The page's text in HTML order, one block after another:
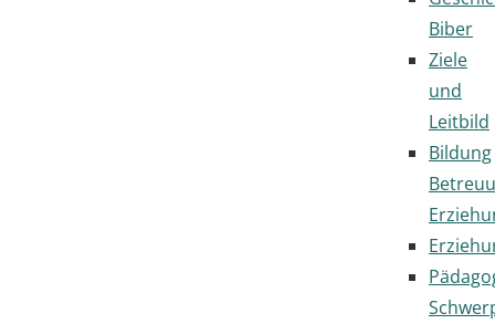
Biber
Ziele
und
Leitbild
Bildung